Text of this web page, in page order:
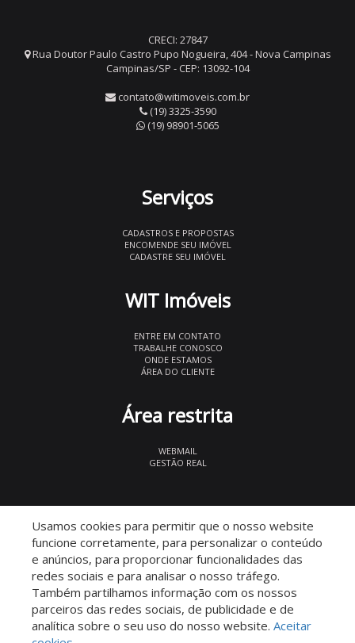
CRECI: 27847
Rua Doutor Paulo Castro Pupo Nogueira, 404 - Nova Campinas
Campinas/SP - CEP: 13092-104
contato@witimoveis.com.br
(19) 3325-3590
(19) 98901-5065
Serviços
CADASTROS E PROPOSTAS
ENCOMENDE SEU IMÓVEL
CADASTRE SEU IMÓVEL
WIT Imóveis
ENTRE EM CONTATO
TRABALHE CONOSCO
ONDE ESTAMOS
ÁREA DO CLIENTE
Área restrita
WEBMAIL
GESTÃO REAL
Descomplicado por:
Usamos cookies para permitir que o nosso website
funcione corretamente, para personalizar o conteúdo
e anúncios, para proporcionar funcionalidades das
redes sociais e para analisar o nosso tráfego.
Também partilhamos informação com os nossos
parceiros das redes sociais, de publicidade e de
analítica sobre o seu uso do nosso website. Aceitar